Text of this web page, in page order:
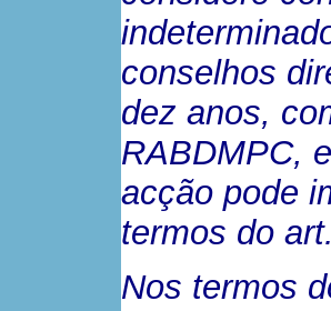
conselhos
dez anos,
RABDMPC,
acção pode
termos do
Nos termos